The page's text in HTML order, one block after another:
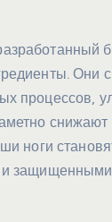
Они
процессов,
снижают
ноги
защищенными